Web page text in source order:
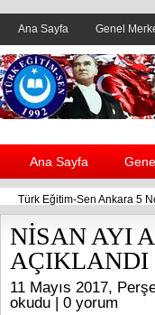
Ana Sayfa Genel
Ana Sayfa
Türk Eğitim-Sen Ankara 5
NİSAN AYI
AÇIKLANDI
11 Mayıs 2017,
okudu | 0 yorum